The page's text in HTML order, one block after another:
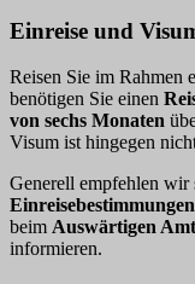
Einreise und
Reisen Sie im Rahmen
benötigen Sie einen
von sechs Monaten
Visum ist hingegen
Generell empfehlen wir
Einreisebestimmungen
beim Auswärtigen Amt
informieren.